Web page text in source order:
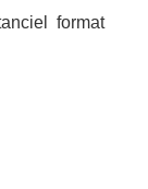
format